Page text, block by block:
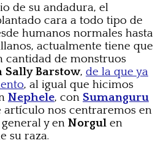
de su andadura, el
cara a todo tipo de
humanos normales hasta
actualmente tiene que
cantidad de monstruos
Sally Barstow, de la que ya
, al igual que hicimos
Nephele, con Sumanguru
artículo nos centraremos en
y en Norgul en
su raza.